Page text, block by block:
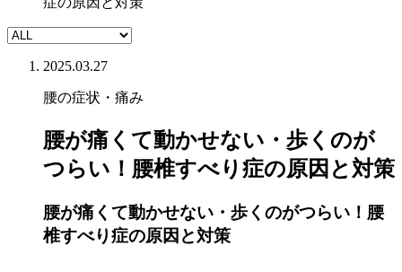
2025.03.27
腰の症状・痛み
腰が痛くて動かせない・歩くのが
つらい！腰椎すべり症の原因と対策
腰が痛くて動かせない・歩くのがつらい！腰
椎すべり症の原因と対策